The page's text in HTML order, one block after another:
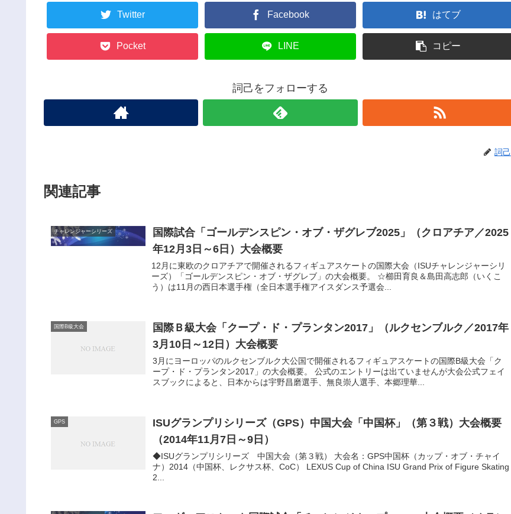
Twitter Facebook はてブ
Pocket LINE コピー
詞己をフォローする
詞己
関連記事
チャレンジャーシリーズ
国際試合「ゴールデンスピン・オブ・ザグレブ2025」（クロアチア／2025
年12月3日～6日）大会概要
12月に東欧のクロアチアで開催されるフィギュアスケートの国際大会（ISUチャレンジャーシリ
ーズ）「ゴールデンスピン・オブ・ザグレブ」の大会概要。 ☆櫛田育良＆島田高志郎（いくこ
う）は11月の西日本選手権（全日本選手権アイスダンス予選会...
国際B級大会
国際Ｂ級大会「クープ・ド・プランタン2017」（ルクセンブルク／2017年
3月10日～12日）大会概要
3月にヨーロッパのルクセンブルク大公国で開催されるフィギュアスケートの国際B級大会「ク
ープ・ド・プランタン2017」の大会概要。 公式のエントリーは出ていませんが大会公式フェイ
スブックによると、日本からは宇野昌磨選手、無良崇人選手、本郷理華...
GPS
ISUグランプリシリーズ（GPS）中国大会「中国杯」（第３戦）大会概要
（2014年11月7日～9日）
◆ISUグランプリシリーズ 中国大会（第３戦） 大会名：GPS中国杯（カップ・オブ・チャイ
ナ）2014（中国杯、レクサス杯、CoC） LEXUS Cup of China ISU Grand Prix of Figure Skating
2...